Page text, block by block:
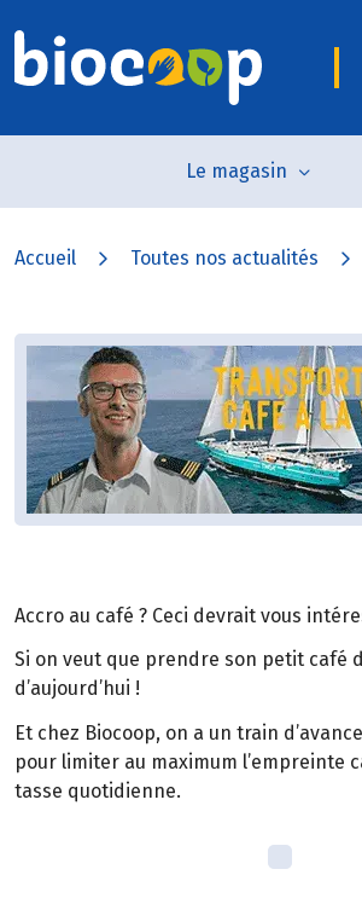
Le magasin
Accueil Toutes nos actualités
Accro au café ? Ceci devrait vous
Si on veut que prendre son petit café
d’aujourd’hui !
Et chez Biocoop, on a un train
pour limiter au maximum l’empreinte
tasse quotidienne.